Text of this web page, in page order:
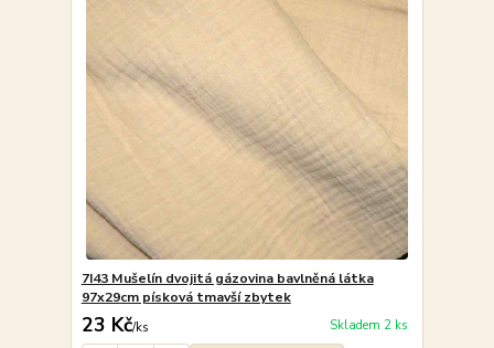
7I43 Mušelín dvojitá gázovina bavlněná látka
97x29cm písková tmavší zbytek
23 Kč/ks Skladem 2 ks